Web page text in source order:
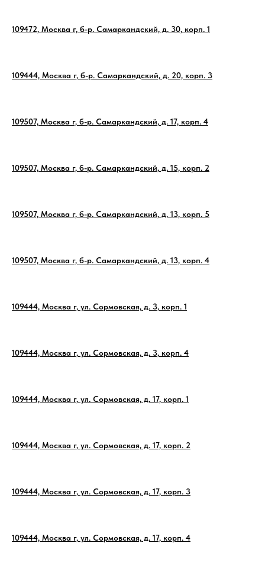
109472, Москва г, б-р. Самаркандский, д. 30, корп. 1
109444, Москва г, б-р. Самаркандский, д. 20, корп. 3
109507, Москва г, б-р. Самаркандский, д. 17, корп. 4
109507, Москва г, б-р. Самаркандский, д. 15, корп. 2
109507, Москва г, б-р. Самаркандский, д. 13, корп. 5
109507, Москва г, б-р. Самаркандский, д. 13, корп. 4
109444, Москва г, ул. Сормовская, д. 3, корп. 1
109444, Москва г, ул. Сормовская, д. 3, корп. 4
109444, Москва г, ул. Сормовская, д. 17, корп. 1
109444, Москва г, ул. Сормовская, д. 17, корп. 2
109444, Москва г, ул. Сормовская, д. 17, корп. 3
109444, Москва г, ул. Сормовская, д. 17, корп. 4